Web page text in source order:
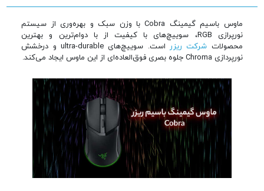
ماوس باسیم گیمینگ Cobra با وزن سبک و بهره‌وری از سیستم
نورپرازی RGB، سوییچ‌های با کیفیت از با دوام‌ترین و بهترین
محصولات شرکت ریزر
است. سوییچ‌های ultra-durable و درخشش
نورپردازی Chroma جلوه بصری فوق‌العاده‌ای از این ماوس ایجاد می‌کند.